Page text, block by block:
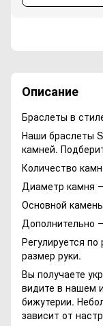
Описание
Браслеты в
Наши браслеты
камней.
Количество
Диаметр камня
Основной
Дополнительно
Регулируется
размер руки.
Вы получаете
видите в нашем
бижутерии.
зависит от